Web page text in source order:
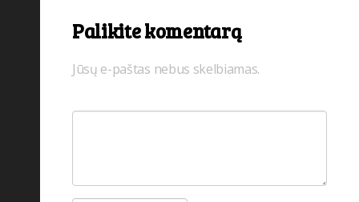
Palikite komentarą
Jūsų e-paštas nebus skelbiamas.